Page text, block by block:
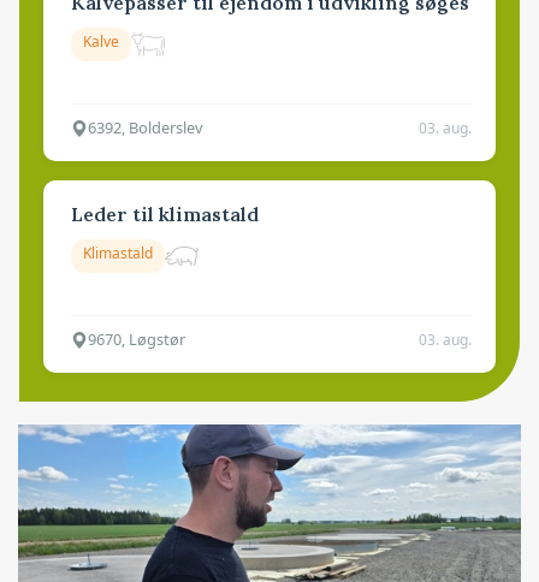
Kalve
6392, Bolderslev 03. aug.
Leder til klimastald
Klimastald
9670, Løgstør 03. aug.